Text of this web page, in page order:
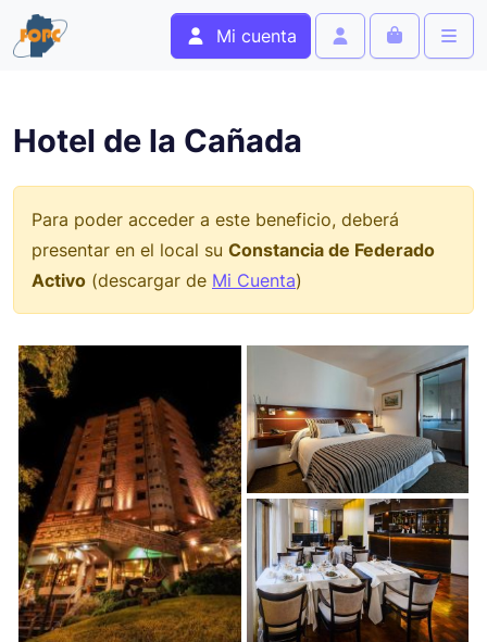
Skip to content
Skip to footer
Mi cuenta
Account
Cart
Hotel de la Cañada
Para poder acceder a este beneficio, deberá
presentar en el local su Constancia de Federado
Activo (descargar de Mi Cuenta)